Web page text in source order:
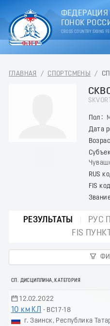
ГОНОК
CROSS COUNTRY SKIING
ГЛАВНАЯ / СПОРТСМЕНЫ /
Пол
Дата
RUS
FIS код
РЕЗУЛЬТАТЫ РУС
FIS
СП. ДИСЦИПЛИНА, КАТЕГОРИЯ
12.02.2022
10 км КЛ
- ВС17-18
г. Заинск, Республика